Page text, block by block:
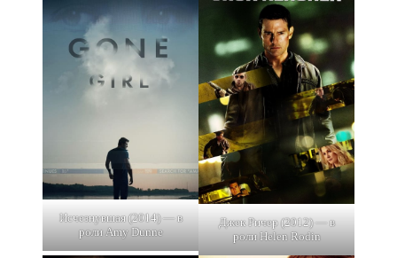
Исчезнувшая (2014) — в
роли Amy Dunne
Джек Ричер (2012) — в
роли Helen Rodin